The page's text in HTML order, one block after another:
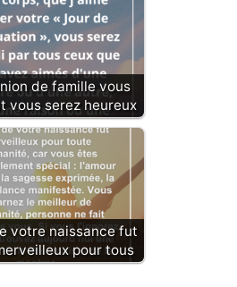
de famille vous
vous serez heureux
votre naissance fut
pour tous